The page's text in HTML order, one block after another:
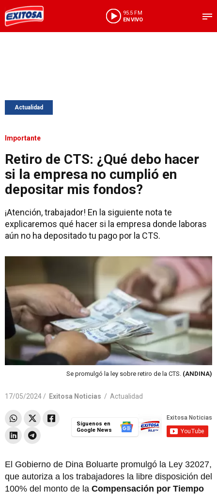
95.5 FM
EN VIVO
Actualidad
Importante
Retiro de CTS: ¿Qué debo hacer
si la empresa no cumplió en
depositar mis fondos?
¡Atención, trabajador! En la siguiente nota te
explicaremos qué hacer si la empresa donde laboras
aún no ha depositado tu pago por la CTS.
Se promulgó la ley sobre retiro de la CTS. (ANDINA)
17/05/2024 / Exitosa Noticias / Actualidad
Síguenos en
Google News
El Gobierno de Dina Boluarte promulgó la Ley 32027,
que autoriza a los trabajadores la libre disposición del
100% del monto de la Compensación por Tiempo